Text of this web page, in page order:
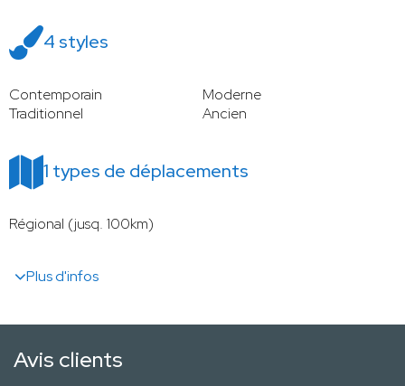
4 styles
Contemporain
Moderne
Traditionnel
Ancien
1 types de déplacements
Régional (jusq. 100km)
Plus d'infos
Avis clients